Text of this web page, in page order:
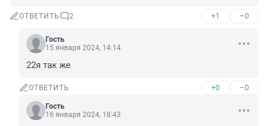
ОТВЕТИТЬ 2 +1 –0
Гость
15 января 2024, 14:14
22я так же
ОТВЕТИТЬ +0 –0
Гость
16 января 2024, 18:43